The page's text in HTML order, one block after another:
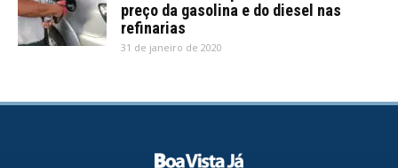
preço da gasolina e do diesel nas
refinarias
31 de janeiro de 2020